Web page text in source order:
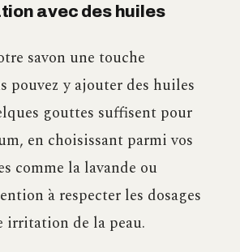
avec des huiles
savon une touche
pouvez y ajouter des huiles
gouttes suffisent pour
en choisissant parmi vos
comme la lavande ou
à respecter les dosages
irritation de la peau.